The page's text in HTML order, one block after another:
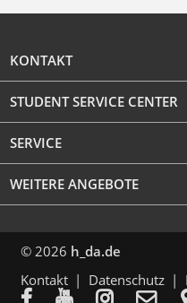
KONTAKT
STUDENT SERVICE CENTER
SERVICE
WEITERE ANGEBOTE
© 2026 h_da.de
Kontakt
Datenschutz
   